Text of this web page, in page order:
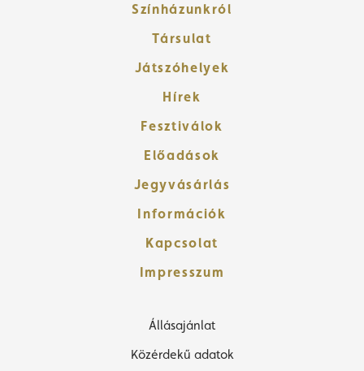
Színházunkról
Társulat
Játszóhelyek
Hírek
Fesztiválok
Előadások
Jegyvásárlás
Információk
Kapcsolat
Impresszum
Állásajánlat
Közérdekű adatok